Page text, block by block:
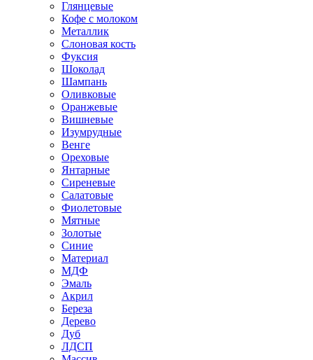
Глянцевые
Кофе с молоком
Металлик
Слоновая кость
Фуксия
Шоколад
Шампань
Оливковые
Оранжевые
Вишневые
Изумрудные
Венге
Ореховые
Янтарные
Сиреневые
Салатовые
Фиолетовые
Мятные
Золотые
Синие
Материал
МДФ
Эмаль
Акрил
Береза
Дерево
Дуб
ЛДСП